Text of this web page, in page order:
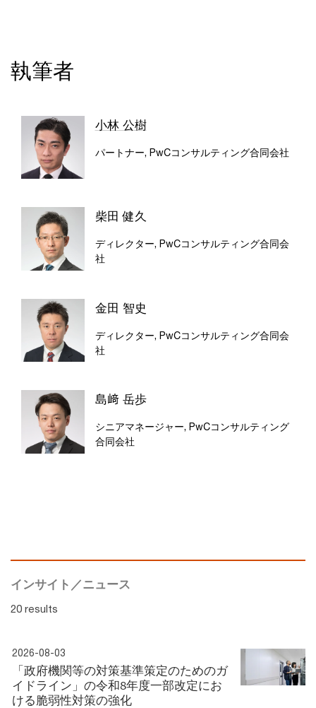
執筆者
小林 公樹
パートナー, PwCコンサルティング合同会社
柴田 健久
ディレクター, PwCコンサルティング合同会
社
金田 智史
ディレクター, PwCコンサルティング合同会
社
島﨑 岳歩
シニアマネージャー, PwCコンサルティング
合同会社
インサイト／ニュース
20 results
2026-08-03
「政府機関等の対策基準策定のためのガ
イドライン」の令和8年度一部改定にお
ける脆弱性対策の強化